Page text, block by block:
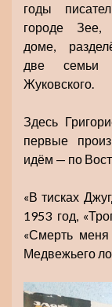
годы
городе
доме,
две
Жуковского.
Здесь
первые
идём — по
«В тисках
1953 год,
«Смерть
Медвежьего